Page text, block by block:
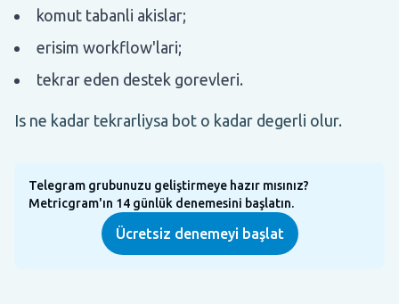
komut tabanli akislar;
erisim workflow'lari;
tekrar eden destek gorevleri.
Is ne kadar tekrarliysa bot o kadar degerli olur.
Telegram grubunuzu geliştirmeye hazır mısınız?
Metricgram'ın 14 günlük denemesini başlatın.
Ücretsiz denemeyi başlat